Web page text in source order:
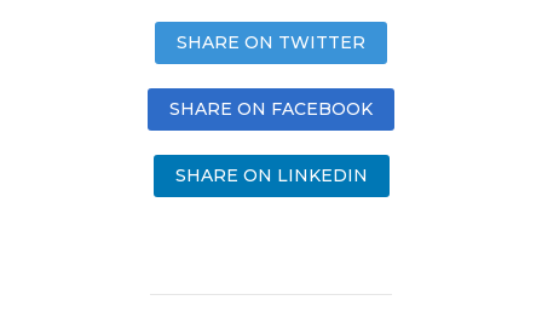
SHARE ON TWITTER
SHARE ON FACEBOOK
SHARE ON LINKEDIN